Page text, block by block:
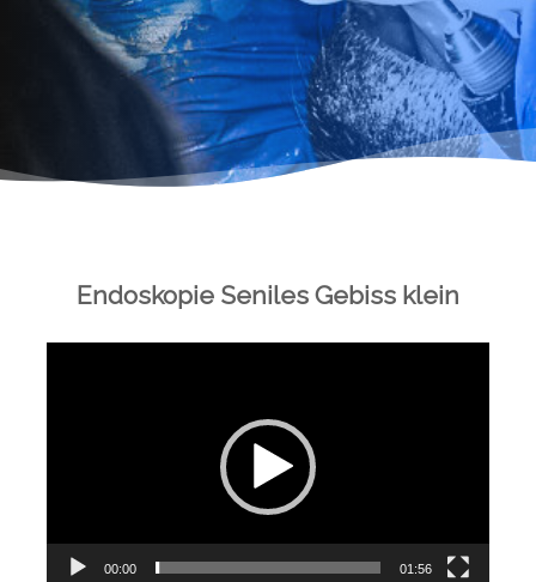
Endoskopie Seniles Gebiss klein
00:00 01:56